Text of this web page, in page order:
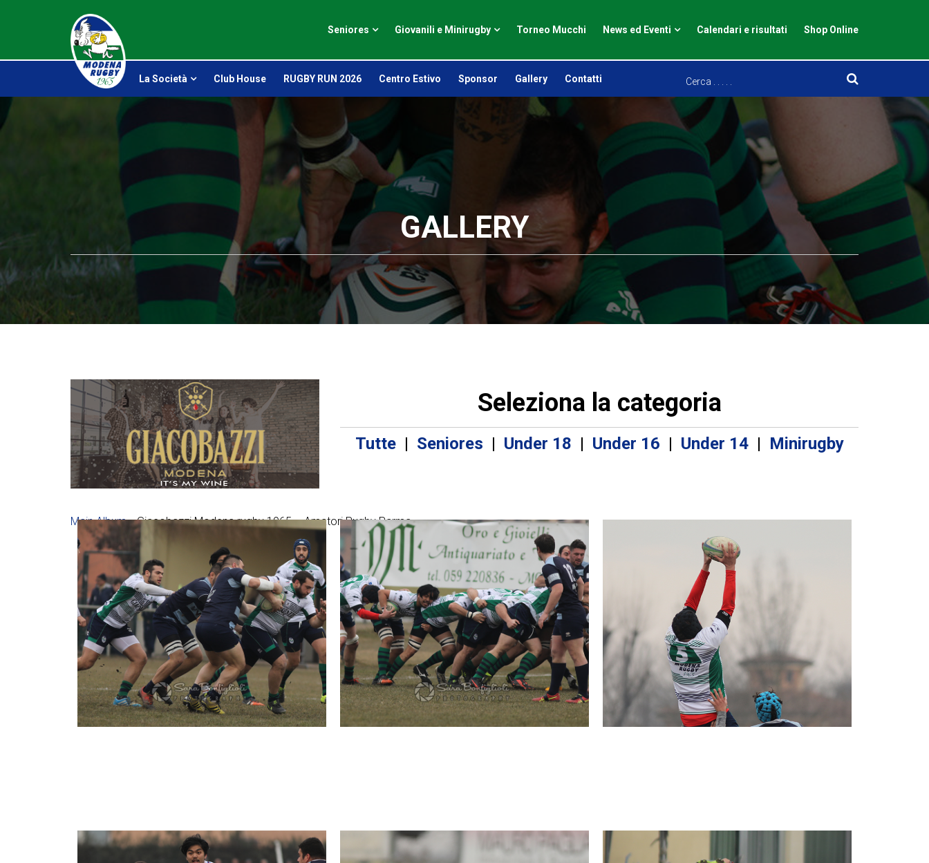
Seniores Giovanili e Minirugby Torneo Mucchi News ed Eventi Calendari e risultati Shop Online
La Società Club House RUGBY RUN 2026 Centro Estivo Sponsor Gallery Contatti
GALLERY
Seleziona la categoria
Tutte| Seniores | Under 18 | Under 16 | Under 14| Minirugby
Main Album» Giacobazzi Modena rugby 1965 – Amatori Rugby Parma